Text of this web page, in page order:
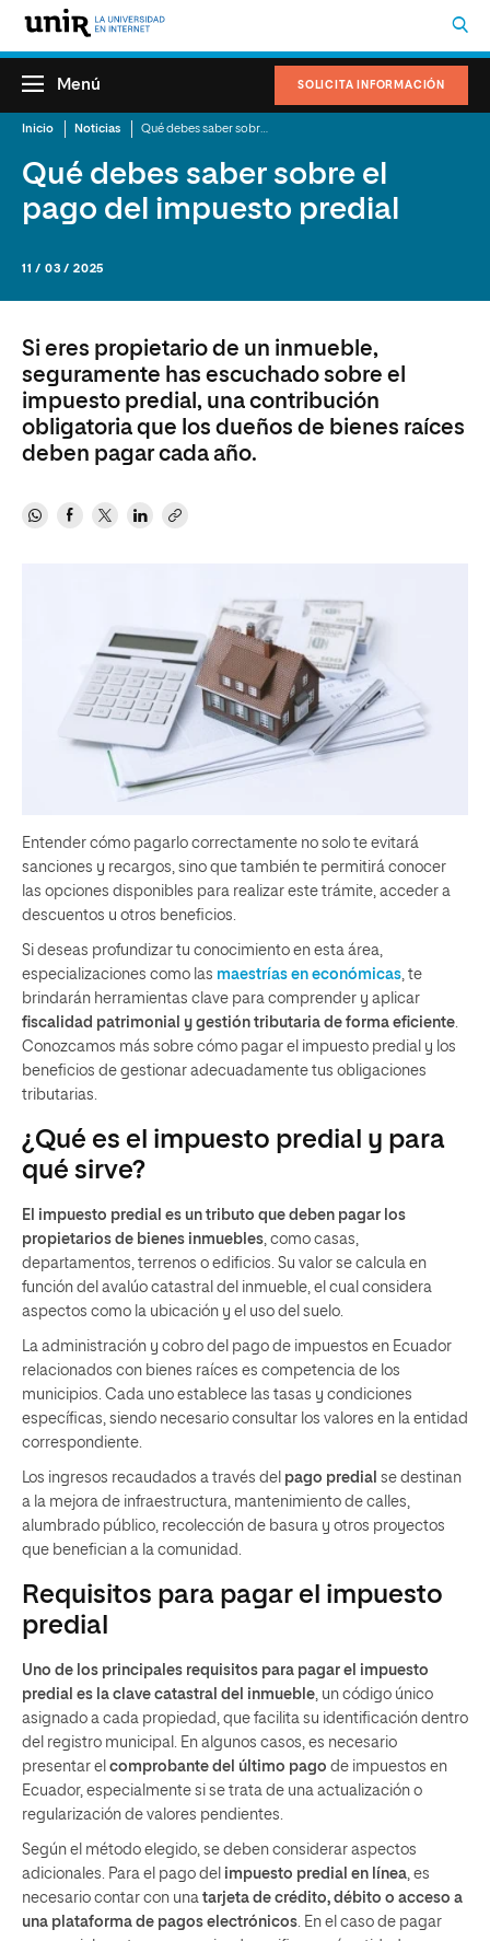
SOLICITA INFORMACIÓN
Menú
Inicio Noticias
Qué debes saber sobre el
pago del impuesto predial
11 / 03 / 2025
Si eres propietario de un inmueble,
seguramente has escuchado sobre el
impuesto predial, una contribución
obligatoria que los dueños de bienes raíces
deben pagar cada año.
Entender cómo pagarlo correctamente no solo te evitará
sanciones y recargos, sino que también te permitirá conocer
las opciones disponibles para realizar este trámite, acceder a
descuentos u otros beneficios.
Si deseas profundizar tu conocimiento en esta área,
especializaciones como las maestrías en económicas , te
brindarán herramientas clave para comprender y aplicar
fiscalidad patrimonial y gestión tributaria de forma eficiente
Conozcamos más sobre cómo pagar el impuesto predial y los
beneficios de gestionar adecuadamente tus obligaciones
tributarias.
¿Qué es el impuesto predial y para
qué sirve?
El impuesto predial es un tributo que deben pagar los
propietarios de bienes inmuebles , como casas,
departamentos, terrenos o edificios. Su valor se calcula en
función del avalúo catastral del inmueble, el cual considera
aspectos como la ubicación y el uso del suelo.
La administración y cobro del pago de impuestos en Ecuador
relacionados con bienes raíces es competencia de los
municipios. Cada uno establece las tasas y condiciones
específicas, siendo necesario consultar los valores en la entidad
correspondiente.
Los ingresos recaudados a través del pago predial se destinan
a la mejora de infraestructura, mantenimiento de calles,
alumbrado público, recolección de basura y otros proyectos
que benefician a la comunidad.
Requisitos para pagar el impuesto
predial
Uno de los principales requisitos para pagar el impuesto
predial es la clave catastral del inmueble , un código único
asignado a cada propiedad, que facilita su identificación dentro
del registro municipal. En algunos casos, es necesario
presentar el comprobante del último pago de impuestos en
Ecuador, especialmente si se trata de una actualización o
regularización de valores pendientes.
Según el método elegido, se deben considerar aspectos
adicionales. Para el pago del impuesto predial en línea , es
necesario contar con una tarjeta de crédito, débito o acceso a
una plataforma de pagos electrónicos . En el caso de pagar